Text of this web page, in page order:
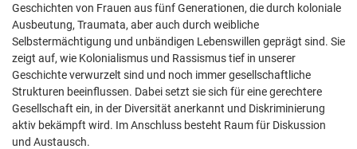
Geschichten von Frauen aus fünf Generationen, die durch koloniale
Ausbeutung, Traumata, aber auch durch weibliche
Selbstermächtigung und unbändigen Lebenswillen geprägt sind. Sie
zeigt auf, wie Kolonialismus und Rassismus tief in unserer
Geschichte verwurzelt sind und noch immer gesellschaftliche
Strukturen beeinflussen. Dabei setzt sie sich für eine gerechtere
Gesellschaft ein, in der Diversität anerkannt und Diskriminierung
aktiv bekämpft wird. Im Anschluss besteht Raum für Diskussion
und Austausch.